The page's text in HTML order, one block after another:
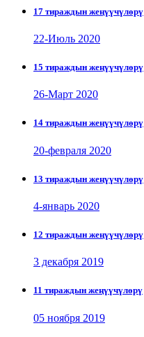
17 тираждын жеңүүчүлөрү
22-Июль 2020
15 тираждын жеңүүчүлөрү
26-Март 2020
14 тираждын жеңүүчүлөрү
20-февраля 2020
13 тираждын жеңүүчүлөрү
4-январь 2020
12 тираждын жеңүүчүлөрү
3 декабря 2019
11 тираждын жеңүүчүлөрү
05 ноября 2019